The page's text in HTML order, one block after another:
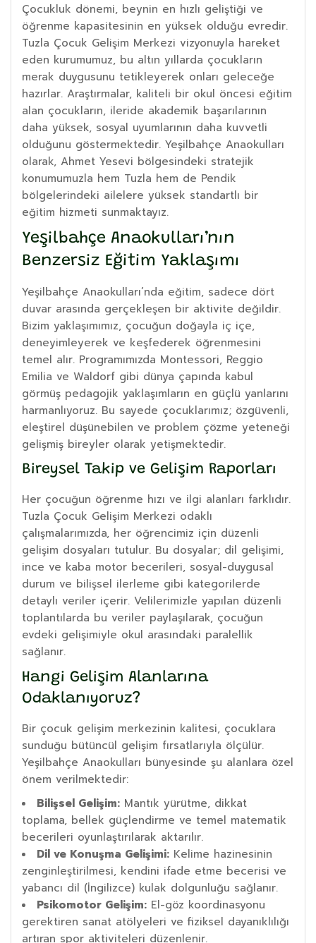
Çocukluk dönemi, beynin en hızlı geliştiği ve
öğrenme kapasitesinin en yüksek olduğu evredir.
Tuzla Çocuk Gelişim Merkezi vizyonuyla hareket
eden kurumumuz, bu altın yıllarda çocukların
merak duygusunu tetikleyerek onları geleceğe
hazırlar. Araştırmalar, kaliteli bir okul öncesi eğitim
alan çocukların, ileride akademik başarılarının
daha yüksek, sosyal uyumlarının daha kuvvetli
olduğunu göstermektedir. Yeşilbahçe Anaokulları
olarak, Ahmet Yesevi bölgesindeki stratejik
konumumuzla hem Tuzla hem de Pendik
bölgelerindeki ailelere yüksek standartlı bir
eğitim hizmeti sunmaktayız.
Yeşilbahçe Anaokulları’nın
Benzersiz Eğitim Yaklaşımı
Yeşilbahçe Anaokulları’nda eğitim, sadece dört
duvar arasında gerçekleşen bir aktivite değildir.
Bizim yaklaşımımız, çocuğun doğayla iç içe,
deneyimleyerek ve keşfederek öğrenmesini
temel alır. Programımızda Montessori, Reggio
Emilia ve Waldorf gibi dünya çapında kabul
görmüş pedagojik yaklaşımların en güçlü yanlarını
harmanlıyoruz. Bu sayede çocuklarımız; özgüvenli,
eleştirel düşünebilen ve problem çözme yeteneği
gelişmiş bireyler olarak yetişmektedir.
Bireysel Takip ve Gelişim Raporları
Her çocuğun öğrenme hızı ve ilgi alanları farklıdır.
Tuzla Çocuk Gelişim Merkezi odaklı
çalışmalarımızda, her öğrencimiz için düzenli
gelişim dosyaları tutulur. Bu dosyalar; dil gelişimi,
ince ve kaba motor becerileri, sosyal-duygusal
durum ve bilişsel ilerleme gibi kategorilerde
detaylı veriler içerir. Velilerimizle yapılan düzenli
toplantılarda bu veriler paylaşılarak, çocuğun
evdeki gelişimiyle okul arasındaki paralellik
sağlanır.
Hangi Gelişim Alanlarına
Odaklanıyoruz?
Bir çocuk gelişim merkezinin kalitesi, çocuklara
sunduğu bütüncül gelişim fırsatlarıyla ölçülür.
Yeşilbahçe Anaokulları bünyesinde şu alanlara özel
önem verilmektedir:
Bilişsel Gelişim: Mantık yürütme, dikkat
toplama, bellek güçlendirme ve temel matematik
becerileri oyunlaştırılarak aktarılır.
Dil ve Konuşma Gelişimi: Kelime hazinesinin
zenginleştirilmesi, kendini ifade etme becerisi ve
yabancı dil (İngilizce) kulak dolgunluğu sağlanır.
Psikomotor Gelişim: El-göz koordinasyonu
gerektiren sanat atölyeleri ve fiziksel dayanıklılığı
artıran spor aktiviteleri düzenlenir.